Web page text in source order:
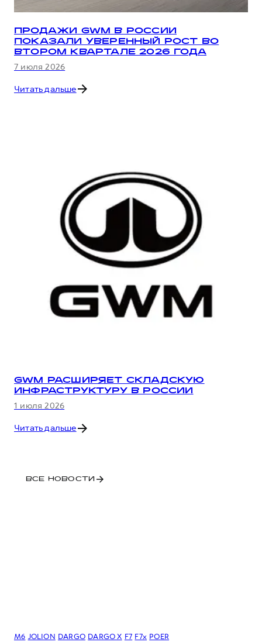
ПРОДАЖИ GWM В РОССИИ
ПОКАЗАЛИ УВЕРЕННЫЙ РОСТ ВО
ВТОРОМ КВАРТАЛЕ 2026 ГОДА
7 июля 2026
Читать дальше
GWM РАСШИРЯЕТ СКЛАДСКУЮ
ИНФРАСТРУКТУРУ В РОССИИ
1 июля 2026
Читать дальше
ВСЕ НОВОСТИ
M6 JOLION DARGO DARGO Х F7 F7x POER